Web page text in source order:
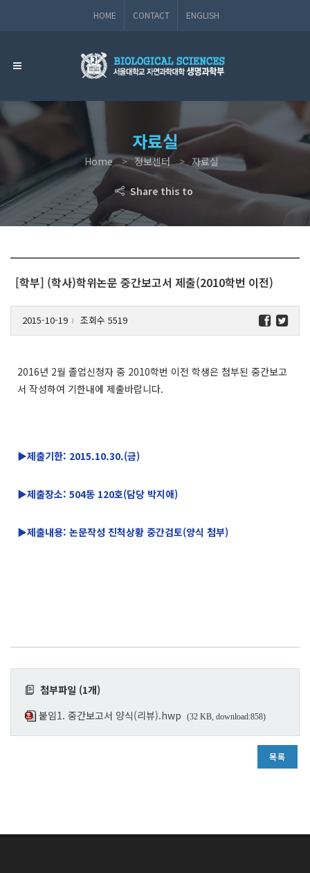
HOME CONTACT ENGLISH
자료실
Home 정보센터 자료실
Share this to
[학부] (학사)학위논문 중간보고서 제출(2010학번 이전)
2015-10-19 l 조회수 5519
2016년 2월 졸업신청자 중 2010학번 이전 학생은 첨부된 중간보고
서 작성하여 기한내에 제출바랍니다.
▶제출기한: 2015.10.30.(금)
▶제출장소: 504동 120호(담당 박지애)
▶제출내용: 논문작성 진척상황 중간검토(양식 첨부)
첨부파일 (1개)
붙임1. 중간보고서 양식(리뷰).hwp
(32 KB, download:858)
목록